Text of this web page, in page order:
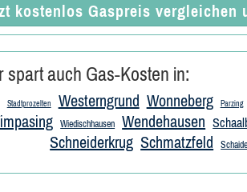
kostenlos Gaspreis vergleichen
spart auch Gas-Kosten in:
Stadtprozelten Westerngrund Wonneberg Parzing
Wiedischhausen Wendehausen
Schneiderkrug Schmatzfeld